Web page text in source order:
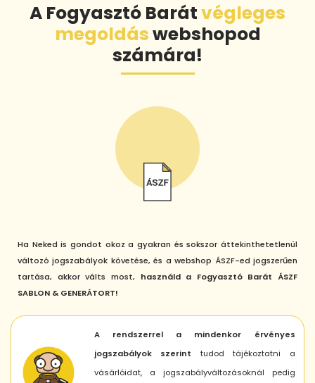
A Fogyasztó Barátvégleges
megoldáswebshopod
számára!
Ha Neked is gondot okoz a gyakran és sokszor áttekinthetetlenül
változó jogszabályok követése, és a webshop ÁSZF-ed jogszerűen
tartása, akkor válts most, használd a Fogyasztó Barát ÁSZF
SABLON & GENERÁTORT!
A rendszerrel a mindenkor érvényes
jogszabályok szerint tudod tájékoztatni a
vásárlóidat, a jogszabályváltozásoknál pedig